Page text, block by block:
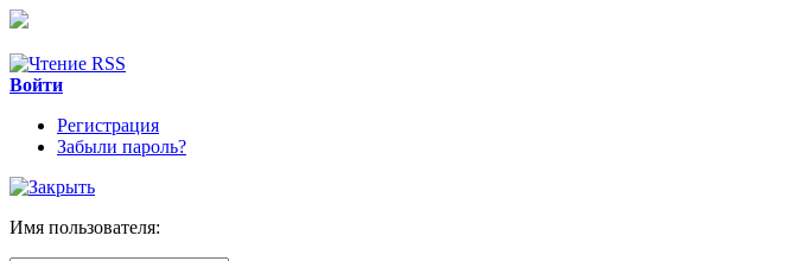
Войти
Регистрация
Забыли пароль?
Имя пользователя: